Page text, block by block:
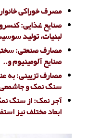
مصرف خوراکی
صنایع غذایی:
لبنیات، تولید
مصارف صنعتی: سختی
صنایع آلومینیوم و..
مصارف تزیینی: به
سنگ نمک و
آجر نمک: از سنگ
ابعاد مختلف نیز